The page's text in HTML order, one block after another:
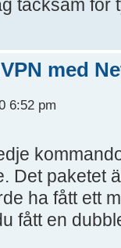
tacksam för
med
6:52 pm
Det paketet
ha fått ett
fått en